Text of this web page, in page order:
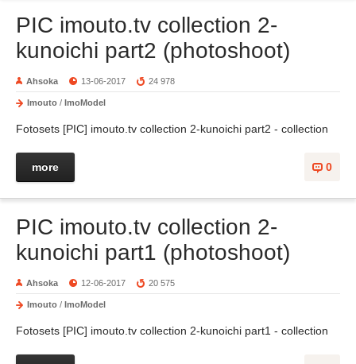
PIC imouto.tv collection 2-
kunoichi part2 (photoshoot)
Ahsoka 13-06-2017 24 978
Imouto / ImoModel
Fotosets [PIC] imouto.tv collection 2-kunoichi part2 - collection
0
more
PIC imouto.tv collection 2-
kunoichi part1 (photoshoot)
Ahsoka 12-06-2017 20 575
Imouto / ImoModel
Fotosets [PIC] imouto.tv collection 2-kunoichi part1 - collection